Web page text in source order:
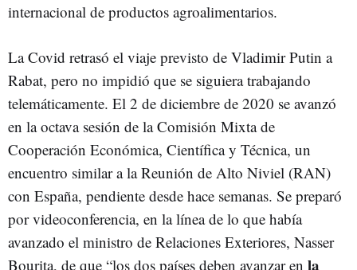
internacional de productos agroalimentarios.
La Covid retrasó el viaje previsto de Vladimir Putin a
Rabat, pero no impidió que se siguiera trabajando
telemáticamente. El 2 de diciembre de 2020 se avanzó
en la octava sesión de la Comisión Mixta de
Cooperación Económica, Científica y Técnica, un
encuentro similar a la Reunión de Alto Niviel (RAN)
con España, pendiente desde hace semanas. Se preparó
por videoconferencia, en la línea de lo que había
avanzado el ministro de Relaciones Exteriores, Nasser
Bourita, de que “los dos países deben avanzar en la